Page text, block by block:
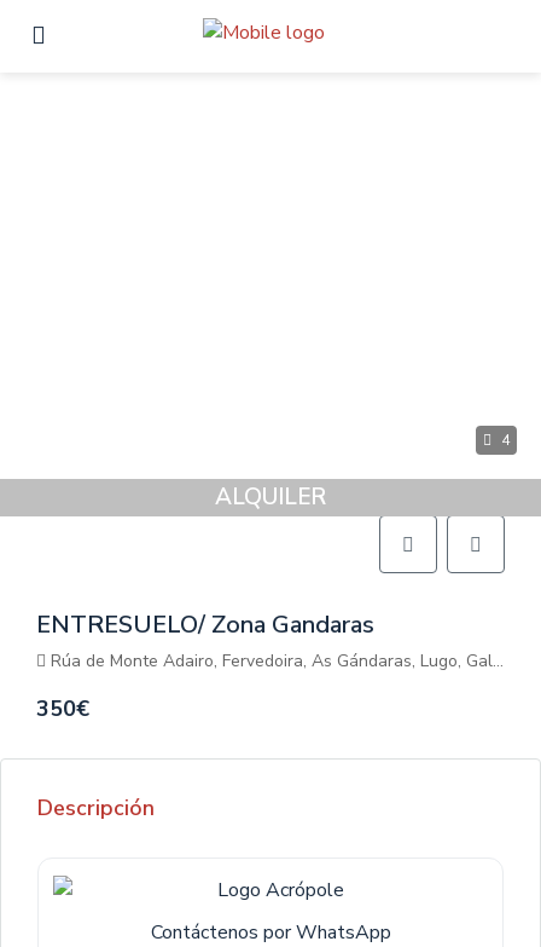
4
ALQUILER
ENTRESUELO/ Zona Gandaras
Rúa de Monte Adairo, Fervedoira, As Gándaras, Lugo, Galicia, 27003, España
350€
Descripción
Contáctenos por WhatsApp